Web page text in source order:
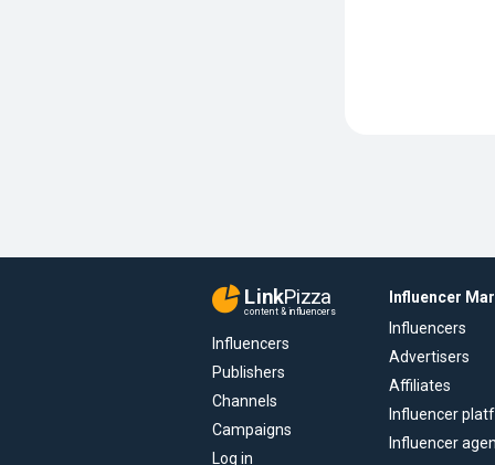
LinkPizza
content & influencers
Influencers
Publishers
Channels
Campaigns
Log in
Influencer
Influencers
Advertisers
Affiliates
Influencer
Influencer